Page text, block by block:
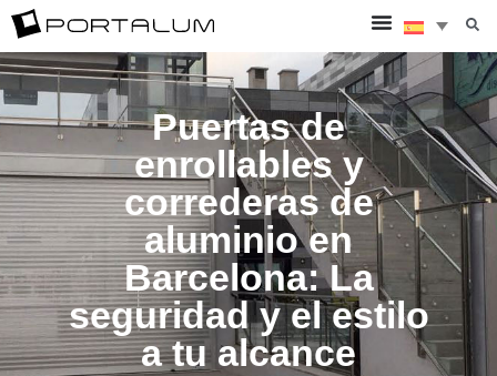
Puertas de
enrollables y
correderas de
aluminio en
Barcelona: La
seguridad y el estilo
a tu alcance